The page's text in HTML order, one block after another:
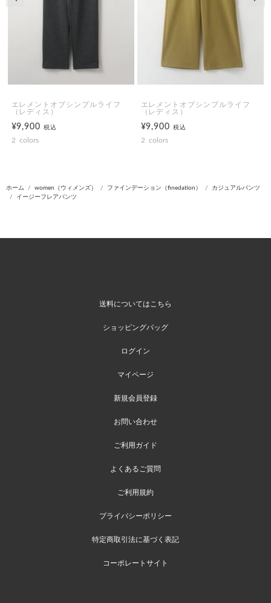
エレメントオブシンプルライフ
（レディス）
¥9,900税込
2 colors
エレメントオブシンプルライフ
（レディス）
¥9,900税込
2 colors
ホーム women（ウィメンズ） ファインデーション（finedation）
カジュアルパンツ
イージーフレアパンツ
送料についてはこちら
ショッピングバッグ
ログイン
マイページ
新規会員登録
お問い合わせ
ご利用ガイド
よくあるご質問
ご利用規約
プライバシーポリシー
特定商取引法に基づく表記
コーポレートサイト